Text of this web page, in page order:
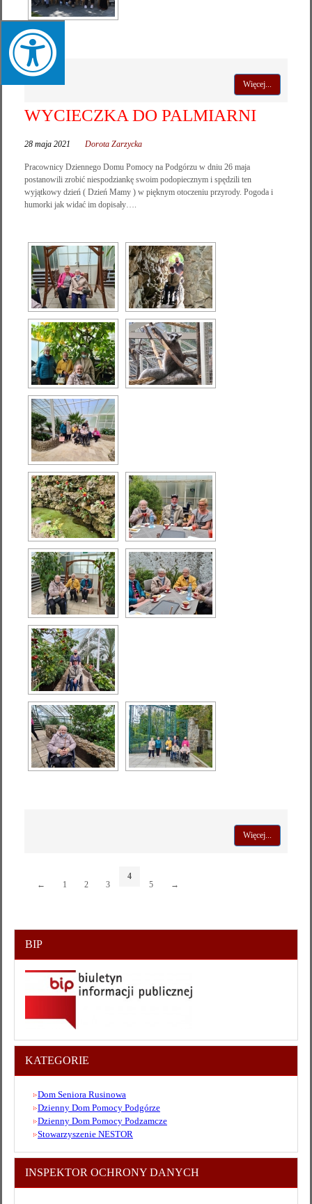
Więcej...
WYCIECZKA DO PALMIARNI
28 maja 2021 Dorota Zarzycka
Pracownicy Dziennego Domu Pomocy na Podgórzu w dniu 26 maja
postanowili zrobić niespodziankę swoim podopiecznym i spędzili ten
wyjątkowy dzień ( Dzień Mamy ) w pięknym otoczeniu przyrody. Pogoda i
humorki jak widać im dopisały….
Więcej...
← 1 2 3
4
5
→
BIP
KATEGORIE
Dom Seniora Rusinowa
Dzienny Dom Pomocy Podgórze
Dzienny Dom Pomocy Podzamcze
Stowarzyszenie NESTOR
INSPEKTOR OCHRONY DANYCH